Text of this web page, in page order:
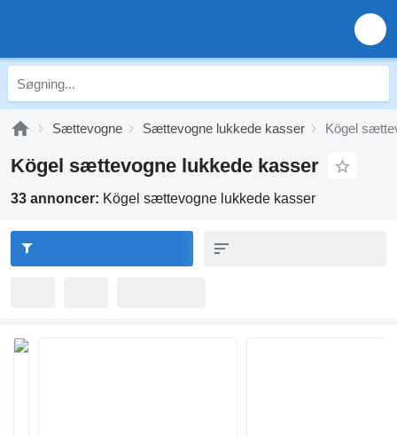
Sættevogne Sættevogne lukkede kasser Kögel
Kögel sættevogne lukkede kasser
33 annoncer: Kögel sættevogne lukkede kasser